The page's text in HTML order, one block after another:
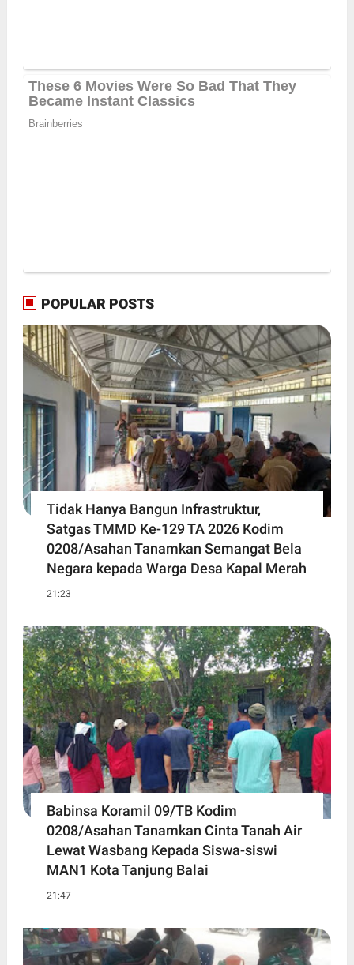
POPULAR POSTS
Tidak Hanya Bangun Infrastruktur,
Satgas TMMD Ke-129 TA 2026 Kodim
0208/Asahan Tanamkan Semangat Bela
Negara kepada Warga Desa Kapal Merah
21:23
Babinsa Koramil 09/TB Kodim
0208/Asahan Tanamkan Cinta Tanah Air
Lewat Wasbang Kepada Siswa-siswi
MAN1 Kota Tanjung Balai
21:47